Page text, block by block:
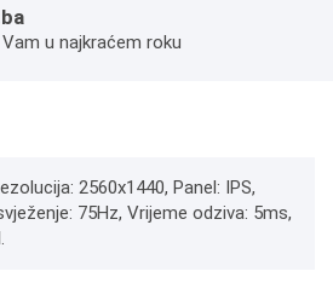
u najkraćem roku
2560x1440, Panel: IPS,
75Hz, Vrijeme odziva: 5ms,